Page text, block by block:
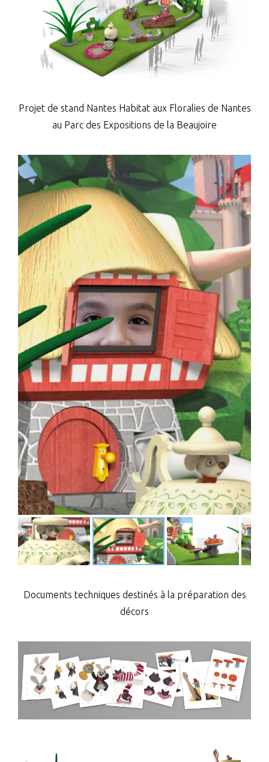
Projet de stand Nantes Habitat aux Floralies de Nantes
au Parc des Expositions de la Beaujoire
Documents techniques destinés à la préparation des
décors